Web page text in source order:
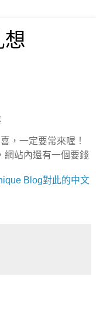
，一定要常來喔！
網站內還有一個要錢
Blog對此的中文